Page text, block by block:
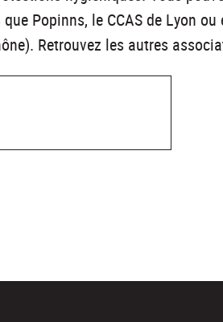
Popinns, le CCAS de Lyon
Retrouvez les autres